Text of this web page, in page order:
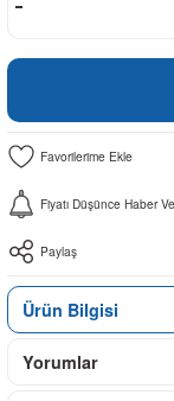
Fiyatı Düşünce Haber
Paylaş
Ürün Bilgisi
Yorumlar